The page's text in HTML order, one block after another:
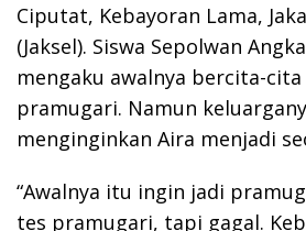
Ciputat, Kebayoran Lama,
(Jaksel). Siswa Sepolwan
mengaku awalnya bercita-
pramugari. Namun
menginginkan Aira menjadi
“Awalnya itu ingin jadi
tes pramugari, tapi gagal.